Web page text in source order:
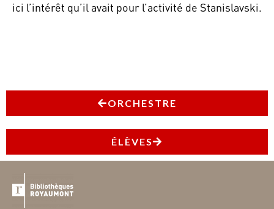
ici l’intérêt qu’il avait pour l’activité de Stanislavski.
ORCHESTRE
ÉLÈVES